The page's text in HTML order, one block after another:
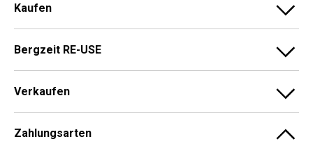
Kaufen
Bergzeit RE-USE
Verkaufen
Zahlungsarten